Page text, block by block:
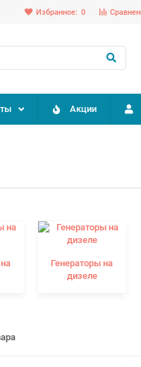
Избранное: 0
Акции
Генераторы на
дизеле